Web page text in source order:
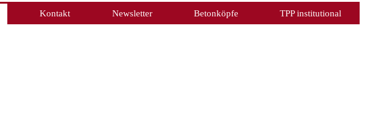
Kontakt Newsletter Betonköpfe TPP institutional